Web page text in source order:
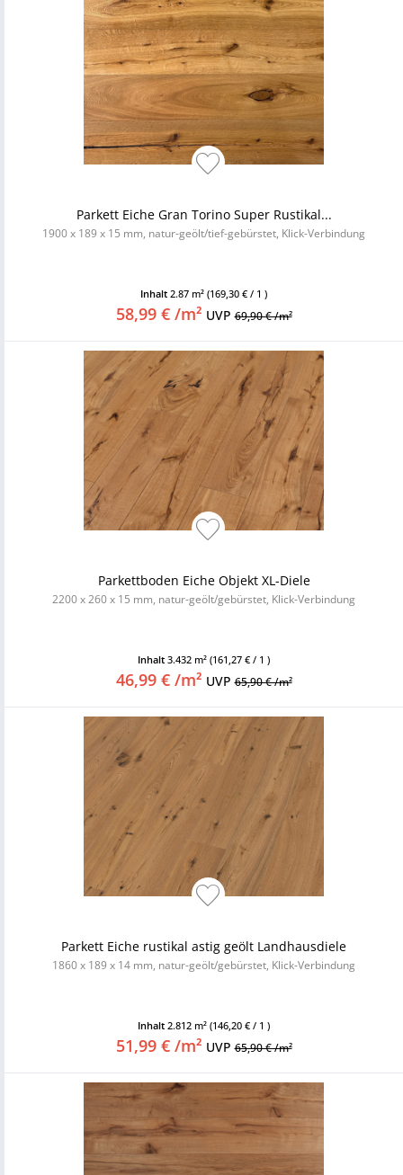
Parkett Eiche Gran Torino Super Rustikal...
1900 x 189 x 15 mm, natur-geölt/tief-gebürstet, Klick-Verbindung
Inhalt 2.87 m² (169,30 € / 1 )
58,99 € /m² UVP69,90 € /m²
Parkettboden Eiche Objekt XL-Diele
2200 x 260 x 15 mm, natur-geölt/gebürstet, Klick-Verbindung
Inhalt 3.432 m² (161,27 € / 1 )
46,99 € /m² UVP65,90 € /m²
Parkett Eiche rustikal astig geölt Landhausdiele
1860 x 189 x 14 mm, natur-geölt/gebürstet, Klick-Verbindung
Inhalt 2.812 m² (146,20 € / 1 )
51,99 € /m² UVP65,90 € /m²